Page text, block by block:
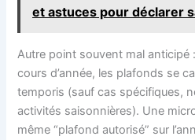
et astuces pour déclarer
Autre point souvent mal anticipé
cours d’année, les plafonds se
temporis (sauf cas spécifiques,
activités saisonnières). Une
même “plafond autorisé” sur